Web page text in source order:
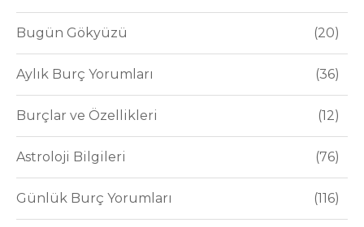
Bugün Gökyüzü 20
Aylık Burç Yorumları 36
Burçlar ve Özellikleri 12
Astroloji Bilgileri 76
Günlük Burç Yorumları 116